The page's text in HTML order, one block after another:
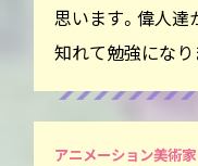
思います。偉人
知れて勉強になり
アニメーション美術家